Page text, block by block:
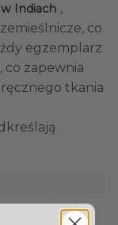
Indiach ,
co
egzemplarz
co zapewnia
tkania
z czarnymi